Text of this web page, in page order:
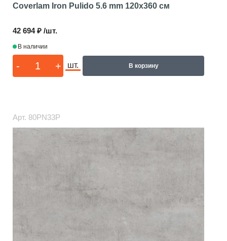
Coverlam Iron Pulido 5.6 mm 120x360 см
42 694 ₽ /шт.
В наличии
- + шт. В корзину
Арт. 80PN33P